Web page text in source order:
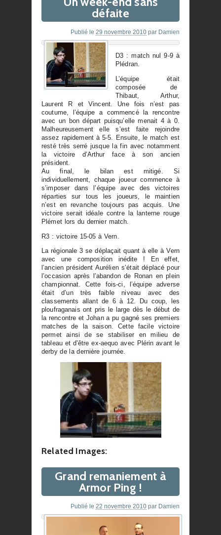
défaite
Publié le 29 novembre 2010 par Damien
D3 : match nul 9-9 à
Plédran.
L’équipe était
composée de
Thibaut, Arthur,
Laurent R et Vincent. Une fois n’est pas
coutume, l’équipe a commencé la rencontre
avec un bon départ puisqu’elle menait 4 à 0.
Malheureusement elle s’est faite rejoindre
assez rapidement à 5-5. Ensuite, le match est
resté très serré jusque la fin avec notamment
la victoire d’Arthur face à son ancien
président.
Au final, le bilan est mitigé. Si
individuellement, chaque joueur commence à
s’imposer dans l’équipe avec des victoires
réparties sur tous les joueurs, le maintien
n’est en revanche toujours pas acquis. Une
victoire serait idéale contre la lanterne rouge
Plémet lors du dernier match.
R3 : victoire 15-05 à Vern.
La régionale 3 se déplaçait quant à elle à Vern
avec une composition inédite ! En effet,
l’ancien président Aurélien s’était déplacé pour
l’occasion après l’abandon de Ronan en plein
championnat. Cette fois-ci, l’équipe adverse
était d’un très faible niveau avec des
classements allant de 6 à 12. Du coup, les
ploufraganais ont pris le large dès le début de
la rencontre et Johan a pu gagné ses premiers
matches de la saison. Cette facile victoire
permet ainsi de se stabiliser en milieu de
tableau et d’être ex-aequo avec Plérin avant le
derby de la dernière journée.
Related Images:
Grand remaniement à
Armor Ping !
Publié le 22 novembre 2010 par Damien